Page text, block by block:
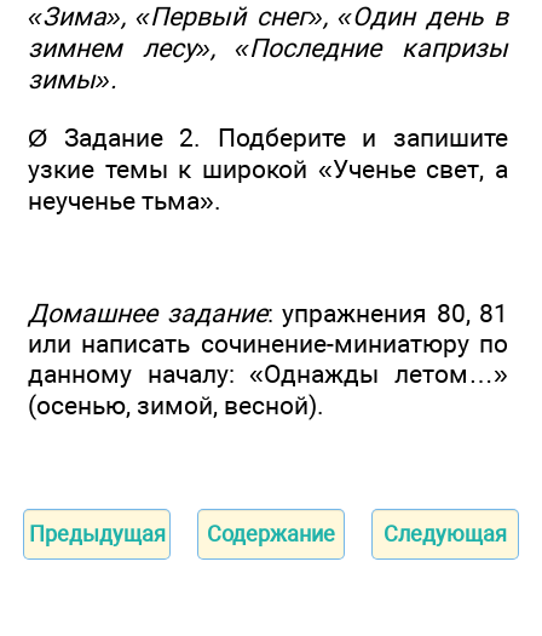
«Зима», «Первый снег», «Один день в
зимнем лесу», «Последние капризы
зимы».
Ø Задание 2. Подберите и запишите
узкие темы к широкой «Ученье свет, а
неученье тьма».
Домашнее задание: упражнения 80, 81
или написать сочинение-миниатюру по
данному началу: «Однажды летом…»
(осенью, зимой, весной).
Предыдущая Содержание Следующая